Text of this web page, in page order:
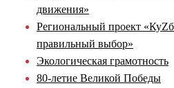
движения»
Региональный проект
правильный выбор»
Экологическая грамотность
80-летие Великой Победы